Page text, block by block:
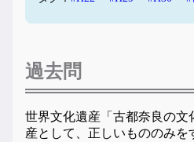
過去問
世界文化遺産「古都奈良の文
産として、正しいもののみを